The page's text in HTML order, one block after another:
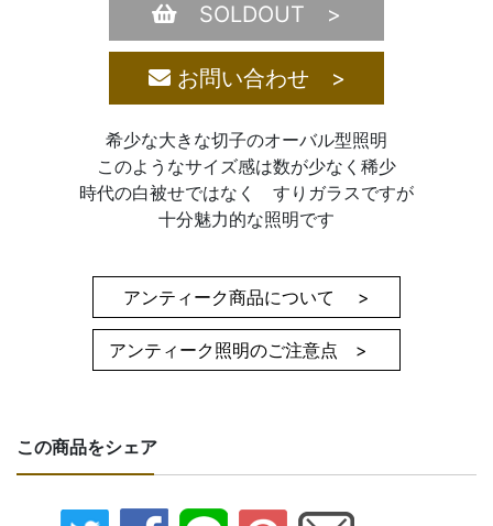
SOLDOUT >
お問い合わせ >
希少な大きな切子のオーバル型照明
このようなサイズ感は数が少なく稀少
時代の白被せではなく すりガラスですが
十分魅力的な照明です
アンティーク商品について >
アンティーク照明のご注意点 >
この商品をシェア